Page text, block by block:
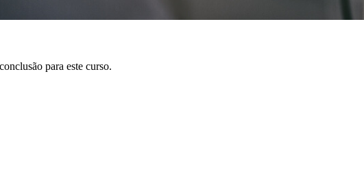
para este curso.